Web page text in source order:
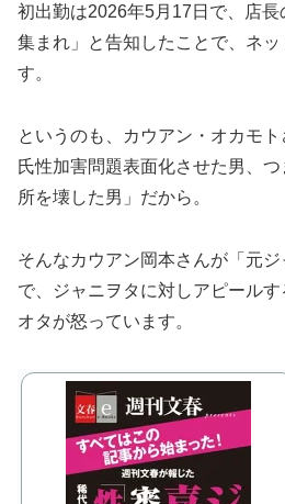
初出勤は2026年5月17日で、店
集まれ」と告知したことで、ネ
す。
というのも、カウアン・オカモト
氏性加害問題表面化させた男、
所を壊した男」だから。
そんなカウアン岡本さんが「元
で、ジャニヲタに対しアピール
オタが怒っています。